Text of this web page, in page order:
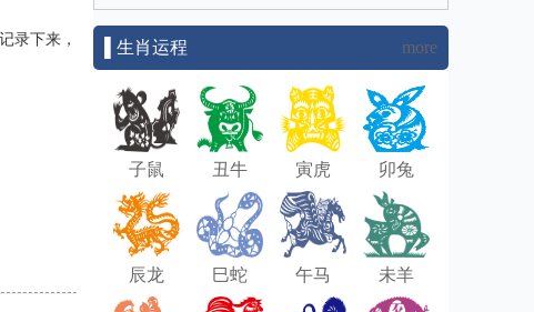
录下来，
▌生肖运程 more
子鼠 丑牛 寅虎 卯兔
辰龙 巳蛇 午马 未羊